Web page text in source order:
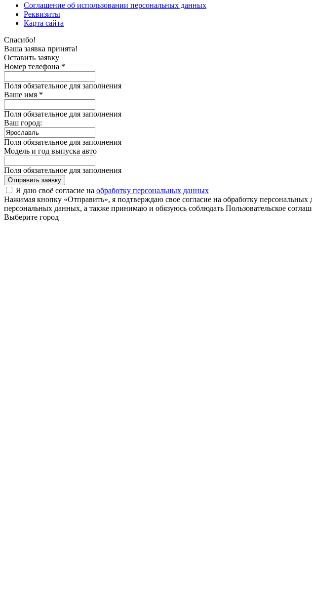
Соглашение об использовании персональных данных
Реквизиты
Карта сайта
Спасибо!
Ваша заявка принята!
Оставить заявку
Номер телефона *
Поля обязательное для заполнения
Ваше имя *
Поля обязательное для заполнения
Ваш город:
Поля обязательное для заполнения
Модель и год выпуска авто
Поля обязательное для заполнения
Отправить заявку
Я даю своё согласие на обработку персональных данных
Нажимая кнопку «Отправить», я подтверждаю свое согласие на обработку
персональных данных, а также принимаю и обязуюсь соблюдать Пользовательское
Выберите город